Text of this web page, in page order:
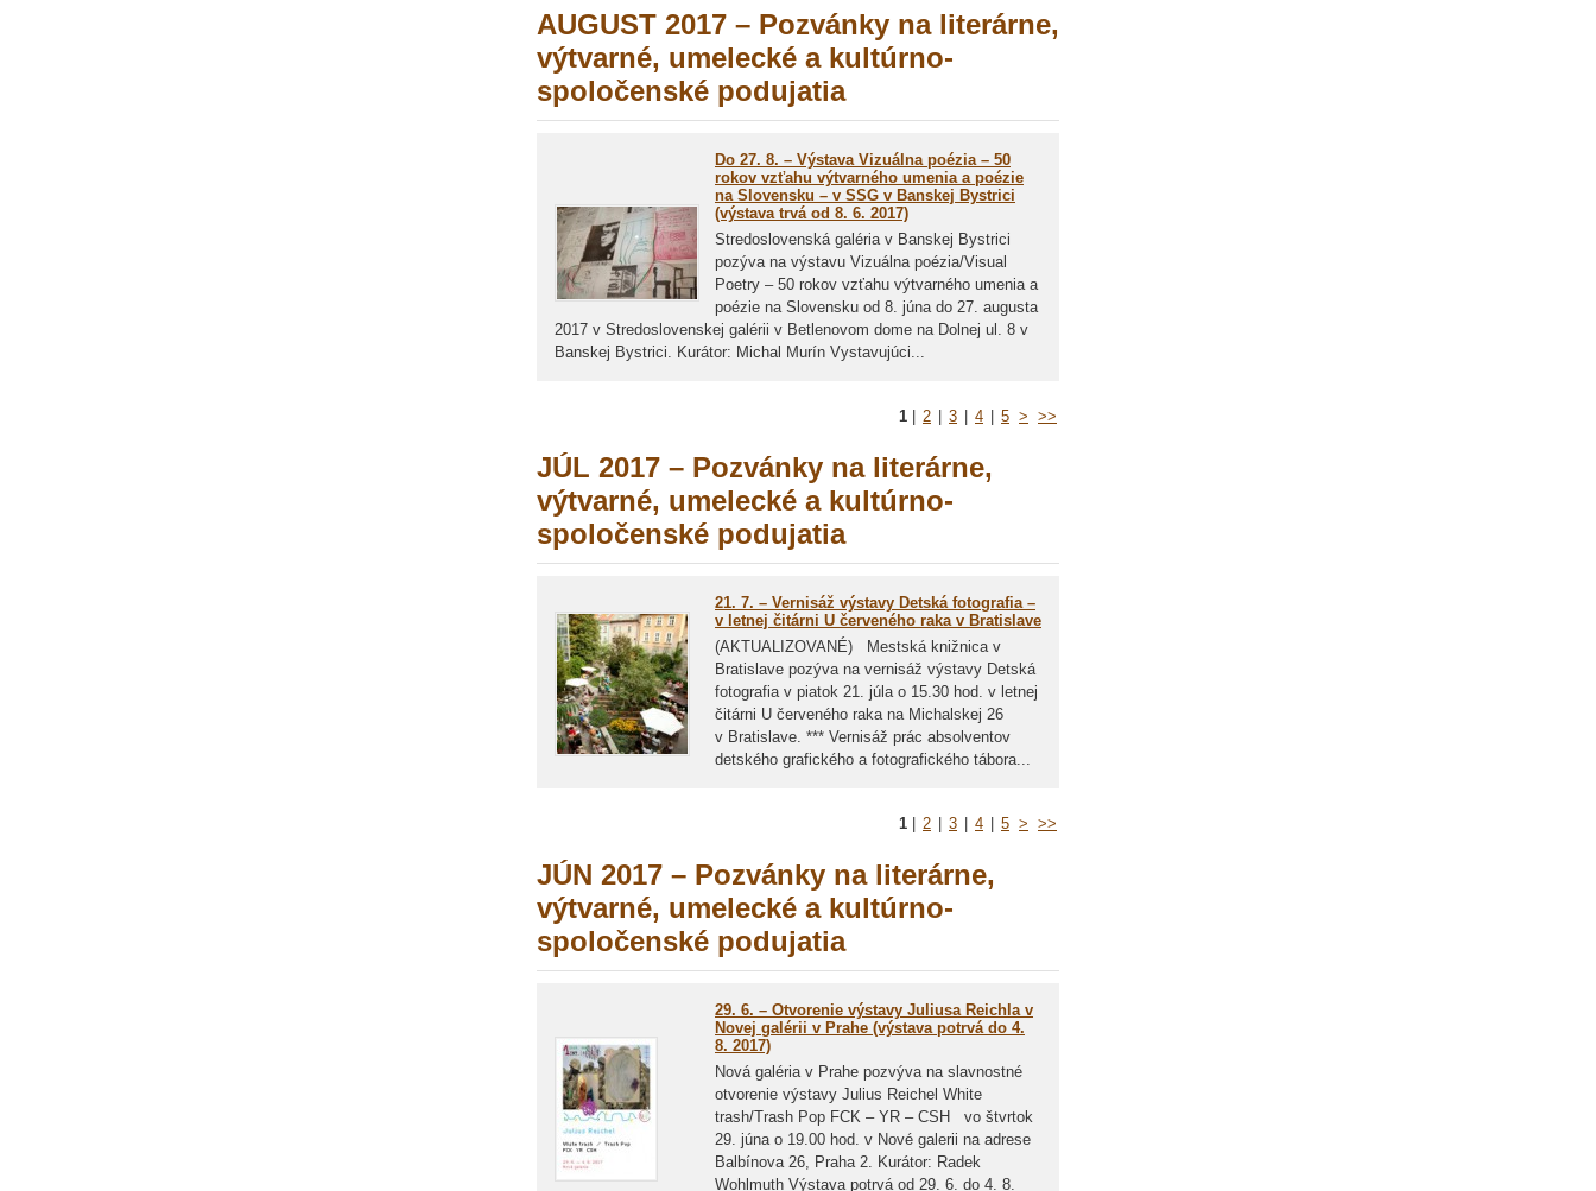
AUGUST 2017 – Pozvánky na literárne,
výtvarné, umelecké a kultúrno-
spoločenské podujatia
Do 27. 8. – Výstava Vizuálna poézia – 50
rokov vzťahu výtvarného umenia a poézie
na Slovensku – v SSG v Banskej Bystrici
(výstava trvá od 8. 6. 2017)
Stredoslovenská galéria v Banskej Bystrici
pozýva na výstavu Vizuálna poézia/Visual
Poetry – 50 rokov vzťahu výtvarného umenia a
poézie na Slovensku od 8. júna do 27. augusta
2017 v Stredoslovenskej galérii v Betlenovom dome na Dolnej ul. 8 v
Banskej Bystrici. Kurátor: Michal Murín Vystavujúci...
1 2 3 4 5 > >>
JÚL 2017 – Pozvánky na literárne,
výtvarné, umelecké a kultúrno-
spoločenské podujatia
21. 7. – Vernisáž výstavy Detská fotografia –
v letnej čitárni U červeného raka v Bratislave
(AKTUALIZOVANÉ) Mestská knižnica v
Bratislave pozýva na vernisáž výstavy Detská
fotografia v piatok 21. júla o 15.30 hod. v letnej
čitárni U červeného raka na Michalskej 26
v Bratislave. *** Vernisáž prác absolventov
detského grafického a fotografického tábora...
1 2 3 4 5 > >>
JÚN 2017 – Pozvánky na literárne,
výtvarné, umelecké a kultúrno-
spoločenské podujatia
29. 6. – Otvorenie výstavy Juliusa Reichla v
Novej galérii v Prahe (výstava potrvá do 4.
8. 2017)
Nová galéria v Prahe pozvýva na slavnostné
otvorenie výstavy Julius Reichel White
trash/Trash Pop FCK – YR – CSH vo štvrtok
29. júna o 19.00 hod. v Nové galerii na adrese
Balbínova 26, Praha 2. Kurátor: Radek
Wohlmuth Výstava potrvá od 29. 6. do 4. 8.